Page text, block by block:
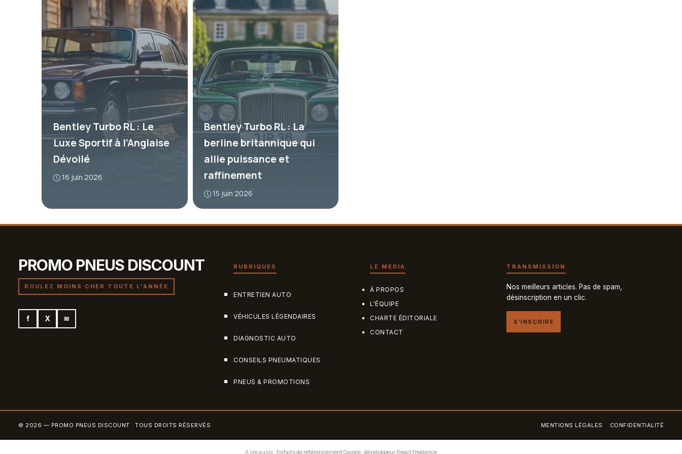
Bentley Turbo RL : Le
Luxe Sportif à l’Anglaise
Dévoilé
16 juin 2026
Bentley Turbo RL : La
berline britannique qui
allie puissance et
raffinement
15 juin 2026
PROMO PNEUS DISCOUNT
ROULEZ MOINS CHER TOUTE L'ANNÉE
f X ≋
RUBRIQUES
ENTRETIEN AUTO
VÉHICULES LÉGENDAIRES
DIAGNOSTIC AUTO
CONSEILS PNEUMATIQUES
PNEUS & PROMOTIONS
LE MÉDIA
À PROPOS
L'ÉQUIPE
CHARTE ÉDITORIALE
CONTACT
TRANSMISSION
Nos meilleurs articles. Pas de spam,
désinscription en un clic.
S'INSCRIRE
© 2026 — PROMO PNEUS DISCOUNT · TOUS DROITS RÉSERVÉS MENTIONS LÉGALES CONFIDENTIALITÉ
A lire aussi : forfaits de référencement Google ·développeur React freelance